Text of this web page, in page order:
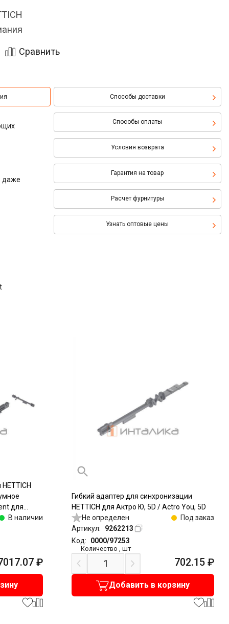
Сравнить
Способы доставки
Способы оплаты
Условия возврата
Гарантия на товар
Расчет фурнитуры
Узнать оптовые цены
даже
для
/ Actro 5D,
В наличии
₽
Гибкий адаптер для синхронизации
HETTICH для Актро Ю, 5D / Actro You, 5D
Не определен
Под заказ
Артикул:
9262213
Код:
0000/97253
Количество ,шт
702.15 ₽
Добавить в корзину